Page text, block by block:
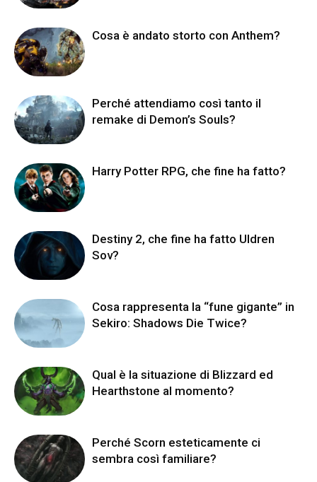
Cosa è andato storto con Anthem?
Perché attendiamo così tanto il
remake di Demon’s Souls?
Harry Potter RPG, che fine ha fatto?
Destiny 2, che fine ha fatto Uldren
Sov?
Cosa rappresenta la “fune gigante” in
Sekiro: Shadows Die Twice?
Qual è la situazione di Blizzard ed
Hearthstone al momento?
Perché Scorn esteticamente ci
sembra così familiare?